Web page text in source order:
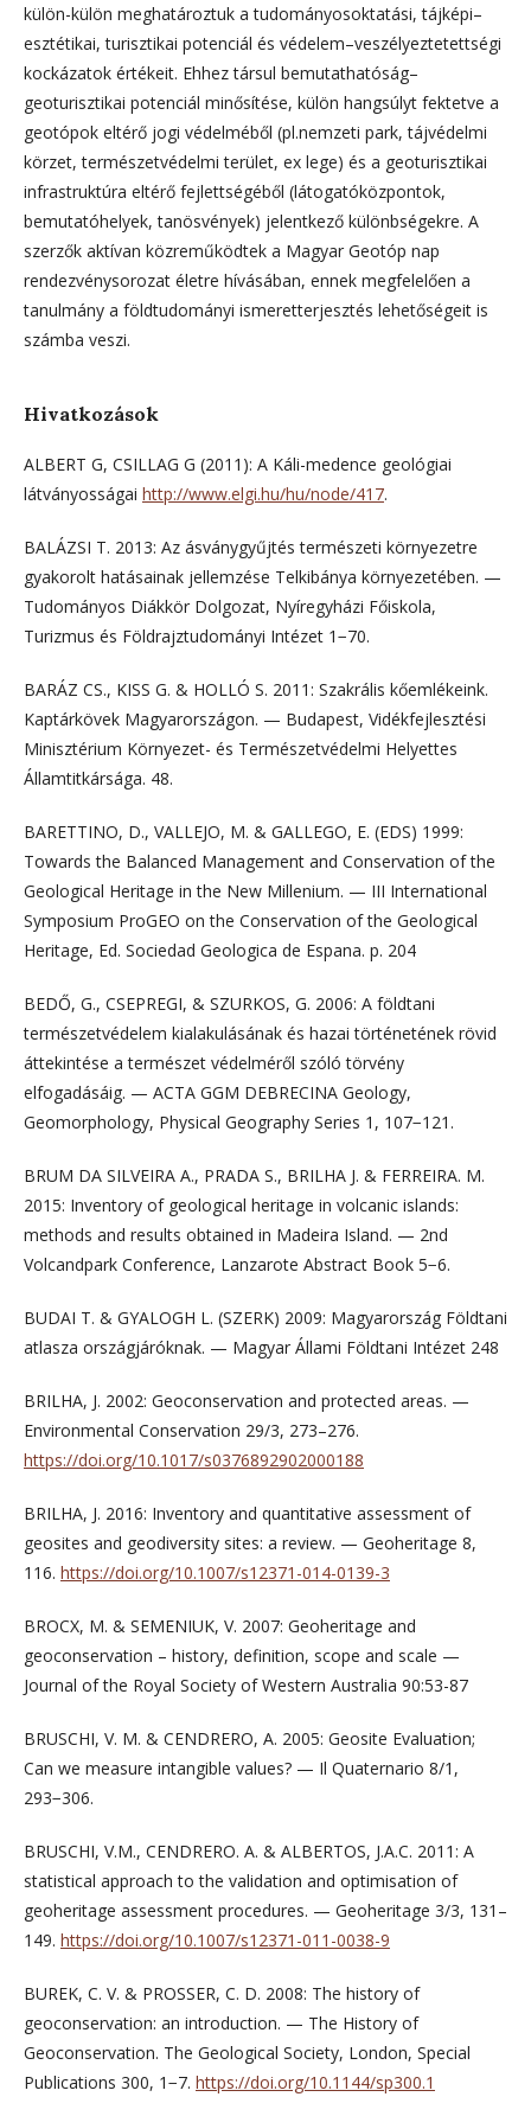
külön-külön meghatároztuk a tudományosoktatási, tájképi–
esztétikai, turisztikai potenciál és védelem–veszélyeztetettségi
kockázatok értékeit. Ehhez társul bemutathatóság–
geoturisztikai potenciál minősítése, külön hangsúlyt fektetve a
geotópok eltérő jogi védelméből (pl.nemzeti park, tájvédelmi
körzet, természetvédelmi terület, ex lege) és a geoturisztikai
infrastruktúra eltérő fejlettségéből (látogatóközpontok,
bemutatóhelyek, tanösvények) jelentkező különbségekre. A
szerzők aktívan közreműködtek a Magyar Geotóp nap
rendezvénysorozat életre hívásában, ennek megfelelően a
tanulmány a földtudományi ismeretterjesztés lehetőségeit is
számba veszi.
Hivatkozások
ALBERT G, CSILLAG G (2011): A Káli-medence geológiai
látványosságai http://www.elgi.hu/hu/node/417.
BALÁZSI T. 2013: Az ásványgyűjtés természeti környezetre
gyakorolt hatásainak jellemzése Telkibánya környezetében. —
Tudományos Diákkör Dolgozat, Nyíregyházi Főiskola,
Turizmus és Földrajztudományi Intézet 1−70.
BARÁZ CS., KISS G. & HOLLÓ S. 2011: Szakrális kőemlékeink.
Kaptárkövek Magyarországon. — Budapest, Vidékfejlesztési
Minisztérium Környezet- és Természetvédelmi Helyettes
Államtitkársága. 48.
BARETTINO, D., VALLEJO, M. & GALLEGO, E. (EDS) 1999:
Towards the Balanced Management and Conservation of the
Geological Heritage in the New Millenium. — III International
Symposium ProGEO on the Conservation of the Geological
Heritage, Ed. Sociedad Geologica de Espana. p. 204
BEDŐ, G., CSEPREGI, & SZURKOS, G. 2006: A földtani
természetvédelem kialakulásának és hazai történetének rövid
áttekintése a természet védelméről szóló törvény
elfogadásáig. — ACTA GGM DEBRECINA Geology,
Geomorphology, Physical Geography Series 1, 107−121.
BRUM DA SILVEIRA A., PRADA S., BRILHA J. & FERREIRA. M.
2015: Inventory of geological heritage in volcanic islands:
methods and results obtained in Madeira Island. — 2nd
Volcandpark Conference, Lanzarote Abstract Book 5−6.
BUDAI T. & GYALOGH L. (SZERK) 2009: Magyarország Földtani
atlasza országjáróknak. — Magyar Állami Földtani Intézet 248
BRILHA, J. 2002: Geoconservation and protected areas. —
Environmental Conservation 29/3, 273–276.
https://doi.org/10.1017/s0376892902000188
BRILHA, J. 2016: Inventory and quantitative assessment of
geosites and geodiversity sites: a review. — Geoheritage 8,
116. https://doi.org/10.1007/s12371-014-0139-3
BROCX, M. & SEMENIUK, V. 2007: Geoheritage and
geoconservation – history, definition, scope and scale —
Journal of the Royal Society of Western Australia 90:53-87
BRUSCHI, V. M. & CENDRERO, A. 2005: Geosite Evaluation;
Can we measure intangible values? — Il Quaternario 8/1,
293−306.
BRUSCHI, V.M., CENDRERO. A. & ALBERTOS, J.A.C. 2011: A
statistical approach to the validation and optimisation of
geoheritage assessment procedures. — Geoheritage 3/3, 131–
149. https://doi.org/10.1007/s12371-011-0038-9
BUREK, C. V. & PROSSER, C. D. 2008: The history of
geoconservation: an introduction. — The History of
Geoconservation. The Geological Society, London, Special
Publications 300, 1−7. https://doi.org/10.1144/sp300.1